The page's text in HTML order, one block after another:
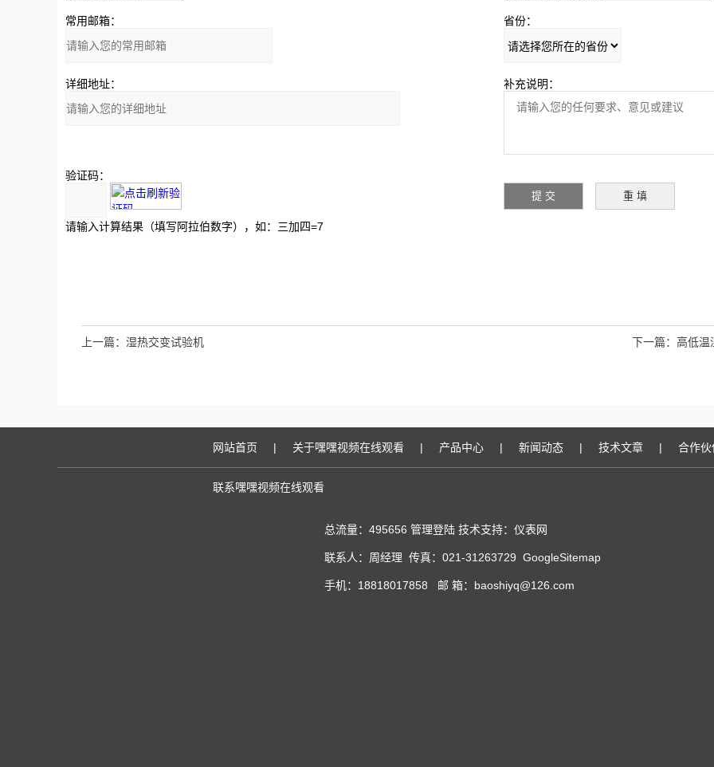
常用邮箱： 省份：
详细地址： 补充说明：
验证码：
请输入计算结果（填写阿拉伯数字），如：三加四=7
上一篇： 湿热交变试验机 下一篇： 高低温
网站首页 | 关于嘿嘿视频在线观看 | 产品中心 | 新闻动态 | 技术文章 | 合作伙
联系嘿嘿视频在线观看
总流量：495656 管理登陆 技术支持： 仪表网
联系人：周经理 传真：021-31263729 GoogleSitemap
手机：18818017858 邮 箱：baoshiyq@126.com